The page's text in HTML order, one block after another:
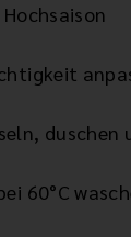
duschen
60°C